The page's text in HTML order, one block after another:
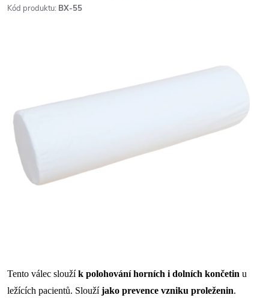
Kód produktu: BX-55
Tento válec sloužík polohování horních i dolních končetin u
ležících pacientů. Sloužíjako prevence vzniku proleženin.